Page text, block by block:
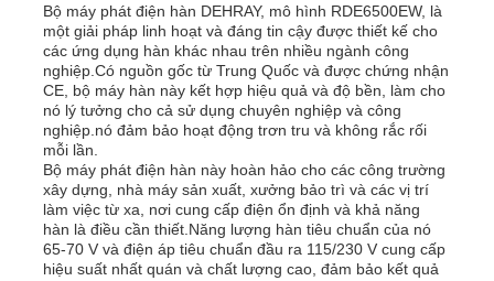
Bộ máy phát điện hàn DEHRAY, mô hình RDE6500EW, là
một giải pháp linh hoạt và đáng tin cậy được thiết kế cho
các ứng dụng hàn khác nhau trên nhiều ngành công
nghiệp.Có nguồn gốc từ Trung Quốc và được chứng nhận
CE, bộ máy hàn này kết hợp hiệu quả và độ bền, làm cho
nó lý tưởng cho cả sử dụng chuyên nghiệp và công
nghiệp.nó đảm bảo hoạt động trơn tru và không rắc rối
mỗi lần.
Bộ máy phát điện hàn này hoàn hảo cho các công trường
xây dựng, nhà máy sản xuất, xưởng bảo trì và các vị trí
làm việc từ xa, nơi cung cấp điện ổn định và khả năng
hàn là điều cần thiết.Năng lượng hàn tiêu chuẩn của nó
65-70 V và điện áp tiêu chuẩn đầu ra 115/230 V cung cấp
hiệu suất nhất quán và chất lượng cao, đảm bảo kết quả